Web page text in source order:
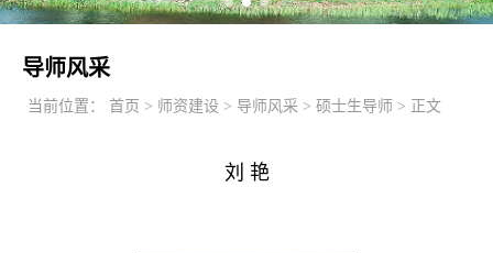
导师风采
当前位置： 首页 > 师资建设 > 导师风采 > 硕士生导师 > 正文
刘 艳